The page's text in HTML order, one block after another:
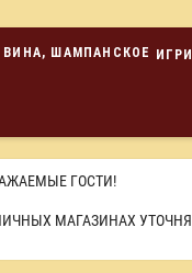
ГОСТИ!
МАГАЗИНАХ